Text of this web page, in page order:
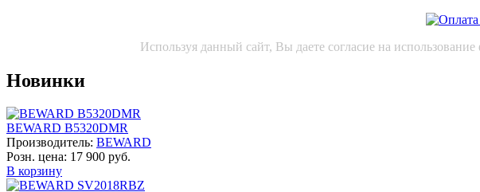
Используя данный сайт, Вы даете согласие на
Новинки
BEWARD B5320DMR
Производитель: BEWARD
Розн. цена: 17 900 руб.
В корзину